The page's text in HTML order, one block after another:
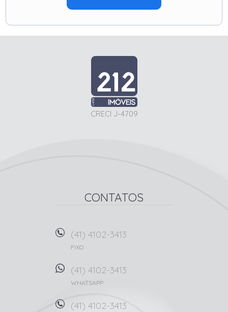
CRECI J-4709
CONTATOS
(41) 4102-3413
FIXO
(41) 4102-3413
WHATSAPP
(41) 4102-3413